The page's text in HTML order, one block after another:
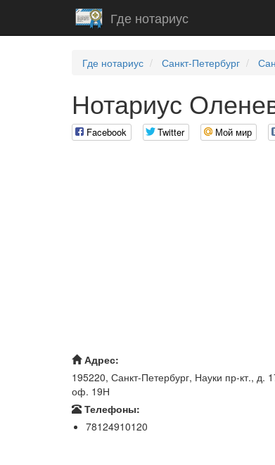
Где нотариус
Где нотариус Санкт-Петербург
Нотариус
Facebook Twitter Мой мир
Адрес:
195220, Санкт-Петербург, Науки пр-кт., д.
оф. 19Н
Телефоны:
78124910120